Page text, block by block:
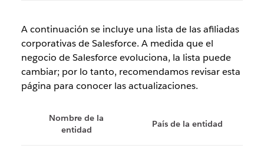
A continuación se incluye una lista de las afiliadas
corporativas de Salesforce. A medida que el
negocio de Salesforce evoluciona, la lista puede
cambiar; por lo tanto, recomendamos revisar esta
página para conocer las actualizaciones.
Nombre de la
entidad
País de la entidad